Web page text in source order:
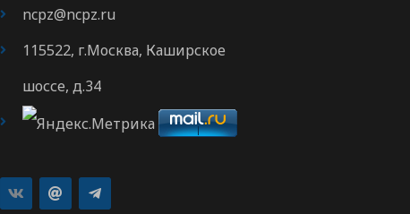
ncpz@ncpz.ru
115522, г.Москва, Каширское
шоссе, д.34